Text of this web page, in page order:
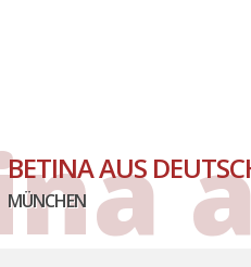
BETINA AUS
MÜNCHEN